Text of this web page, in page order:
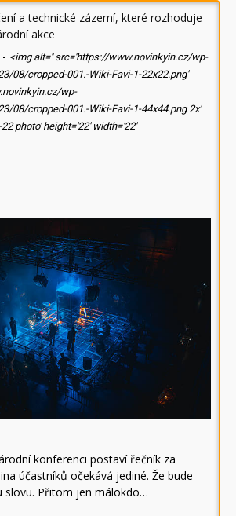
a technické zázemí, které rozhoduje
akce
- <img alt='' src='https://www.novinkyin.cz/wp-
08/cropped-001.-Wiki-Favi-1-22x22.png'
wp-
08/cropped-001.-Wiki-Favi-1-44x44.png 2x'
photo' height='22' width='22'
konferenci postaví řečník za
účastníků očekává jediné. Že bude
slovu. Přitom jen málokdo…